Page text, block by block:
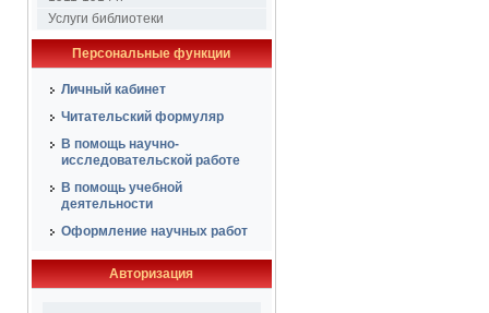
Услуги библиотеки
Персональные функции
Личный кабинет
Читательский формуляр
В помощь научно-
исследовательской работе
В помощь учебной
деятельности
Оформление научных работ
Авторизация